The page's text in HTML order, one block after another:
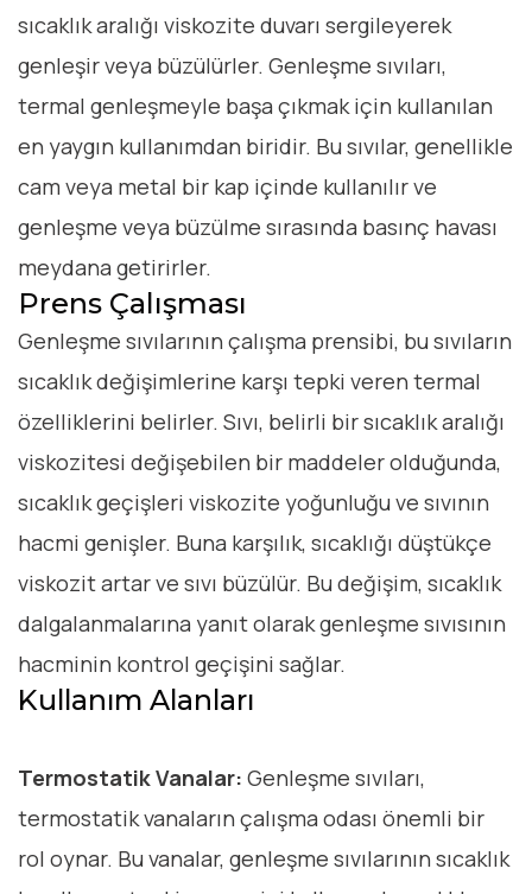
sıcaklık aralığı viskozite duvarı sergileyerek
genleşir veya büzülürler. Genleşme sıvıları,
termal genleşmeyle başa çıkmak için kullanılan
en yaygın kullanımdan biridir. Bu sıvılar, genellikle
cam veya metal bir kap içinde kullanılır ve
genleşme veya büzülme sırasında basınç havası
meydana getirirler.
Prens Çalışması
Genleşme sıvılarının çalışma prensibi, bu sıvıların
sıcaklık değişimlerine karşı tepki veren termal
özelliklerini belirler. Sıvı, belirli bir sıcaklık aralığı
viskozitesi değişebilen bir maddeler olduğunda,
sıcaklık geçişleri viskozite yoğunluğu ve sıvının
hacmi genişler. Buna karşılık, sıcaklığı düştükçe
viskozit artar ve sıvı büzülür. Bu değişim, sıcaklık
dalgalanmalarına yanıt olarak genleşme sıvısının
hacminin kontrol geçişini sağlar.
Kullanım Alanları
Termostatik Vanalar: Genleşme sıvıları,
termostatik vanaların çalışma odası önemli bir
rol oynar. Bu vanalar, genleşme sıvılarının sıcaklık